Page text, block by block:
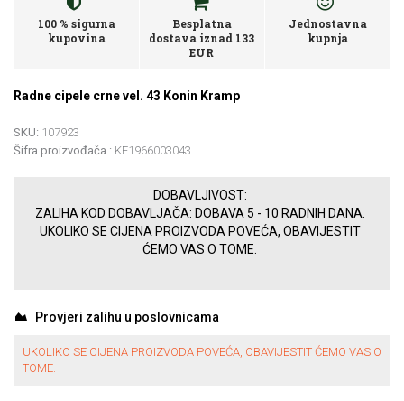
100 % sigurna
kupovina
Besplatna
dostava iznad 133
EUR
Jednostavna
kupnja
Radne cipele crne vel. 43 Konin Kramp
SKU: 107923
Šifra proizvođača : KF1966003043
DOBAVLJIVOST:
ZALIHA KOD DOBAVLJAČA: DOBAVA 5 - 10 RADNIH DANA.
UKOLIKO SE CIJENA PROIZVODA POVEĆA, OBAVIJESTIT
ĆEMO VAS O TOME.
Provjeri zalihu u poslovnicama
UKOLIKO SE CIJENA PROIZVODA POVEĆA, OBAVIJESTIT ĆEMO VAS O
TOME.